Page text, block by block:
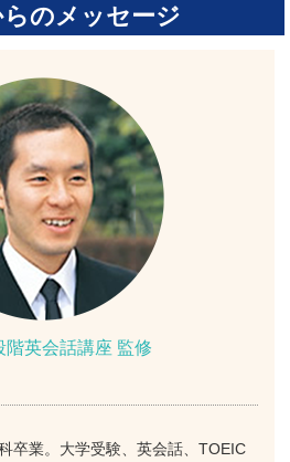
のメッセージ
英会話講座 監修
卒業。大学受験、英会話、TOEIC